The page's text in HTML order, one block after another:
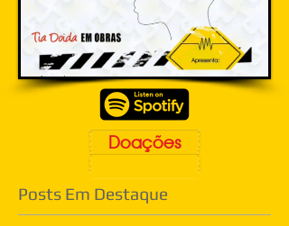
Doações
Posts Em Destaque